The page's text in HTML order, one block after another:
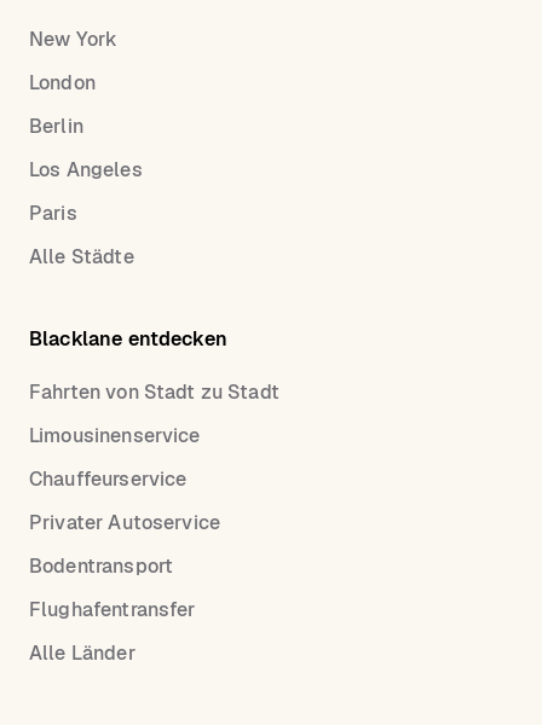
New York
London
Berlin
Los Angeles
Paris
Alle Städte
Blacklane entdecken
Fahrten von Stadt zu Stadt
Limousinenservice
Chauffeurservice
Privater Autoservice
Bodentransport
Flughafentransfer
Alle Länder